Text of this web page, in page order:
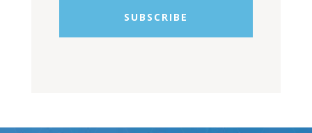
SUBSCRIBE